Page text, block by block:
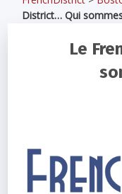
District… Qui
Le